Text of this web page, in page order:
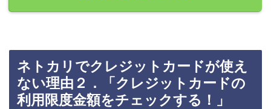
ネトカリでクレジットカードが使え
ない理由２．「クレジットカードの
利用限度金額をチェックする！」